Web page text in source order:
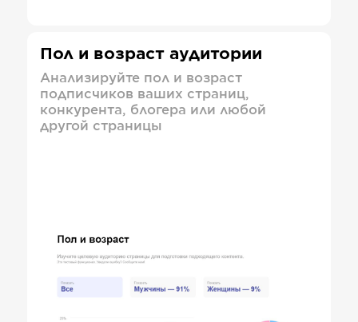
Пол и возраст аудитории
Анализируйте пол и возраст
подписчиков ваших страниц,
конкурента, блогера или любой
другой страницы